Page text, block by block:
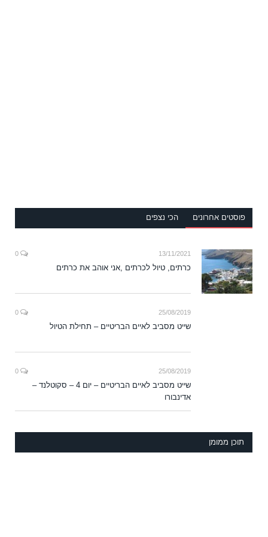
פוסטים אחרונים הכי נצפים
13/11/2021
כרתים, טיול לכרתים ,אני אוהב את כרתים
25/08/2019
שייט מסביב לאיים הבריטיים – תחילת הטיול
25/08/2019
שייט מסביב לאיים הבריטיים – יום 4 – סקוטלנד –
אדינבורו
תוכן ממומן